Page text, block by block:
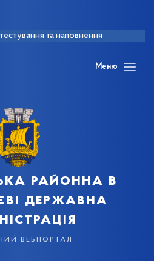
та наповнення
Меню
районна в
державна
вебпортал